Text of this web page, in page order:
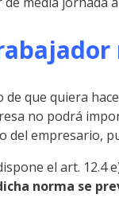
de que quiera
no podrá
del empresario,
el art.
norma se